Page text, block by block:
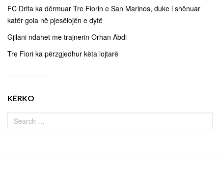
FC Drita ka dërmuar Tre Fiorin e San Marinos, duke i shënuar
katër gola në pjesëlojën e dytë
Gjilani ndahet me trajnerin Orhan Abdi
Tre Fiori ka përzgjedhur këta lojtarë
KËRKO